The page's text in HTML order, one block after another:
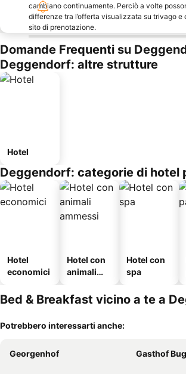
cambiano continuamente. Perciò a volte
differenze tra l’offerta visualizzata su trivago e
sito di prenotazione.
Domande Frequenti su
Deggendorf: altre strutture
Hotel
Deggendorf: categorie di hotel
Hotel
economici
Hotel con
animali
Hotel con
spa
Bed & Breakfast vicino a te a
Potrebbero interessarti anche:
Georgenhof Gasthof